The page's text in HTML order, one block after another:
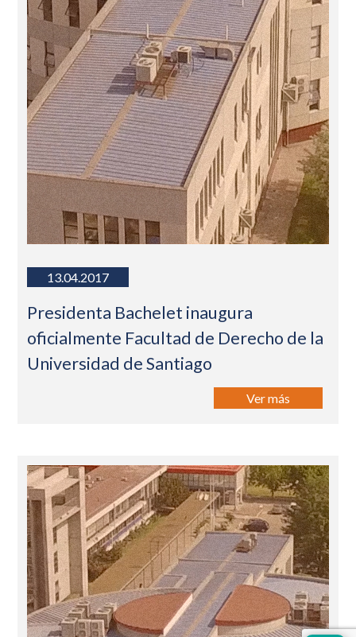
13.04.2017
Presidenta Bachelet inaugura
oficialmente Facultad de Derecho de la
Universidad de Santiago
Ver más